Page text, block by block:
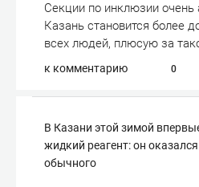
Секции по инклюзии очень
Казань становится более
всех людей, плюсую за
к комментарию 0
В Казани этой зимой
жидкий реагент: он
обычного